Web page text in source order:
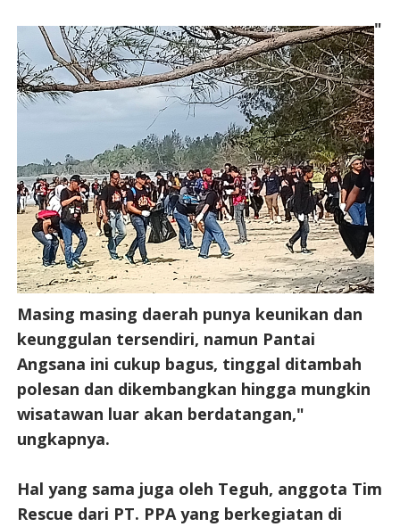
"
Masing masing daerah punya keunikan dan
keunggulan tersendiri, namun Pantai
Angsana ini cukup bagus, tinggal ditambah
polesan dan dikembangkan hingga mungkin
wisatawan luar akan berdatangan,"
ungkapnya.
Hal yang sama juga oleh Teguh, anggota Tim
Rescue dari PT. PPA yang berkegiatan di